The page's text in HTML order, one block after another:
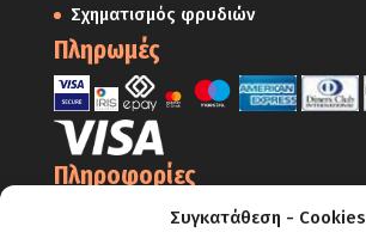
Συγκατάθεση - Cookies
Σχηματισμός φρυδιών
Πληρωμές
Πληροφορίες
Ο Λογαριασμός μου